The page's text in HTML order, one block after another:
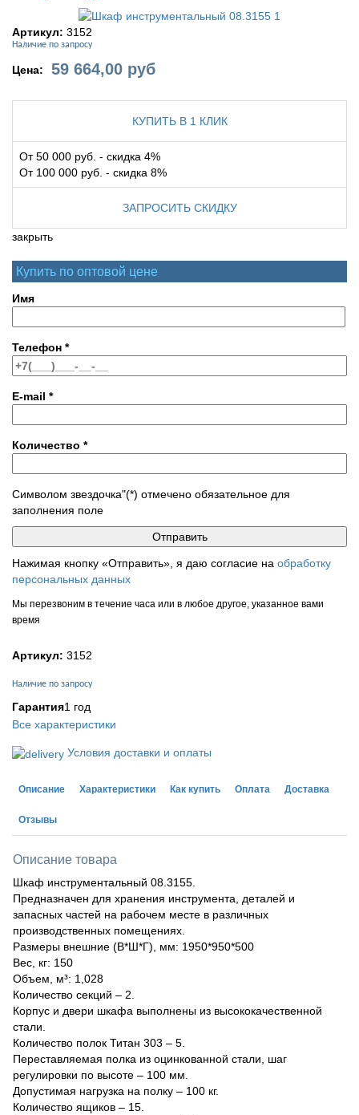
Артикул: 3152
Наличие по запросу
Цена: 59 664,00 руб
КУПИТЬ В 1 КЛИК
От 50 000 руб. - скидка 4%
От 100 000 руб. - скидка 8%
ЗАПРОСИТЬ СКИДКУ
закрыть
Купить по оптовой цене
Имя
Телефон *
E-mail *
Количество *
Символом звездочка"(*) отмечено обязательное для
заполнения поле
Нажимая кнопку «Отправить», я даю согласие на обработку
персональных данных
Мы перезвоним в течение часа или в любое другое, указанное вами
время
Артикул: 3152
Наличие по запросу
Гарантия1 год
Все характеристики
Условия доставки и оплаты
Описание Характеристики Как купить Оплата Доставка
Отзывы
Описание товара
Шкаф инструментальный 08.3155.
Предназначен для хранения инструмента, деталей и
запасных частей на рабочем месте в различных
производственных помещениях.
Размеры внешние (В*Ш*Г), мм: 1950*950*500
Вес, кг: 150
Объем, м³: 1,028
Количество секций – 2.
Корпус и двери шкафа выполнены из высококачественной
стали.
Количество полок Титан 303 – 5.
Переставляемая полка из оцинкованной стали, шаг
регулировки по высоте – 100 мм.
Допустимая нагрузка на полку – 100 кг.
Количество ящиков – 15.